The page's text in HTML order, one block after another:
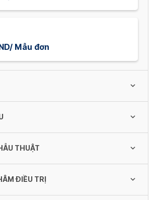
Mẫu đơn
mụn mức độ nhẹ
mụn mức độ trung bình
THUẬT
ĐIỀU TRỊ